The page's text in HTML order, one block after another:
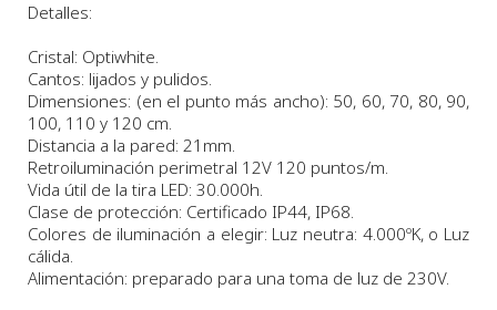
Detalles:
Cristal: Optiwhite.
Cantos: lijados y pulidos.
Dimensiones: (en el punto más ancho): 50, 60, 70, 80, 90,
100, 110 y 120 cm.
Distancia a la pared: 21mm.
Retroiluminación perimetral 12V 120 puntos/m.
Vida útil de la tira LED: 30.000h.
Clase de protección: Certificado IP44, IP68.
Colores de iluminación a elegir: Luz neutra: 4.000ºK, o Luz
cálida.
Alimentación: preparado para una toma de luz de 230V.